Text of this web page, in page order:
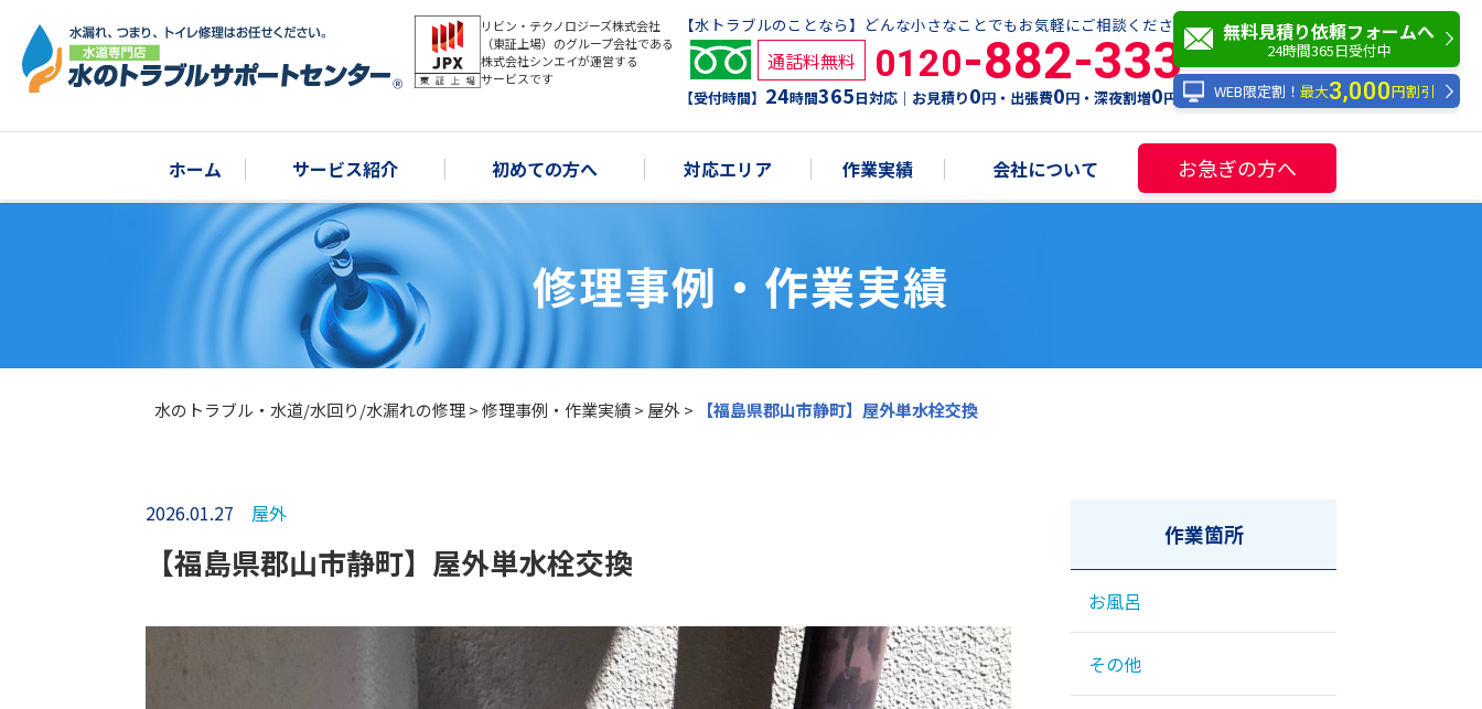
リビン・テクノロジーズ株式会社
（東証上場）のグループ会社である
株式会社シンエイが運営する
サービスです
【水トラブルのことなら】どんな小さなことでもお気軽にご相談ください！
通話料無料 0120-882-333
【受付時間】 24時間365日対応｜お見積り0円・出張費0円・深夜割増0円
無料見積り依頼フォームへ
24時間365日受付中
WEB限定割！ 最大3,000円割引
ホーム サービス紹介 初めての方へ 対応エリア 作業実績 会社について お急ぎの方へ
修理事例・作業実績
水のトラブル・水道/水回り/水漏れの修理>修理事例・作業実績> 屋外> 【福島県郡山市静町】屋外単水栓交換
2026.01.27 屋外
【福島県郡山市静町】屋外単水栓交換
作業箇所
お風呂
その他